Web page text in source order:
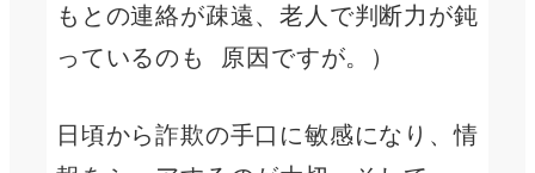
もとの連絡が疎遠、老人で判断力が鈍
っているのも 原因ですが。）
日頃から詐欺の手口に敏感になり、情